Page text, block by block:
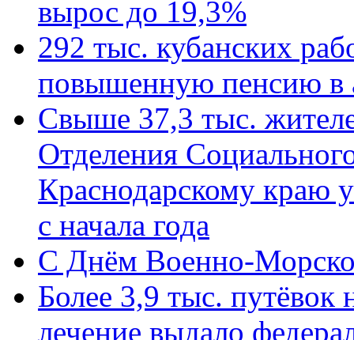
вырос до 19,3%
292 тыс. кубанских
повышенную пенсию в
Свыше 37,3 тыс.
Отделения
Краснодарскому краю
с начала года
C Днём Военно-
Более 3,9 тыс. путёвок
лечение выдало